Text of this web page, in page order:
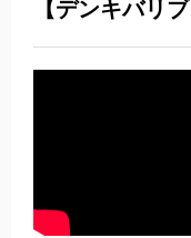
【デンキバリ